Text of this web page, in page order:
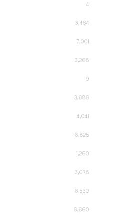
4
3,464
7,001
3,268
9
3,686
4,041
6,825
1,260
3,078
6,530
6,660